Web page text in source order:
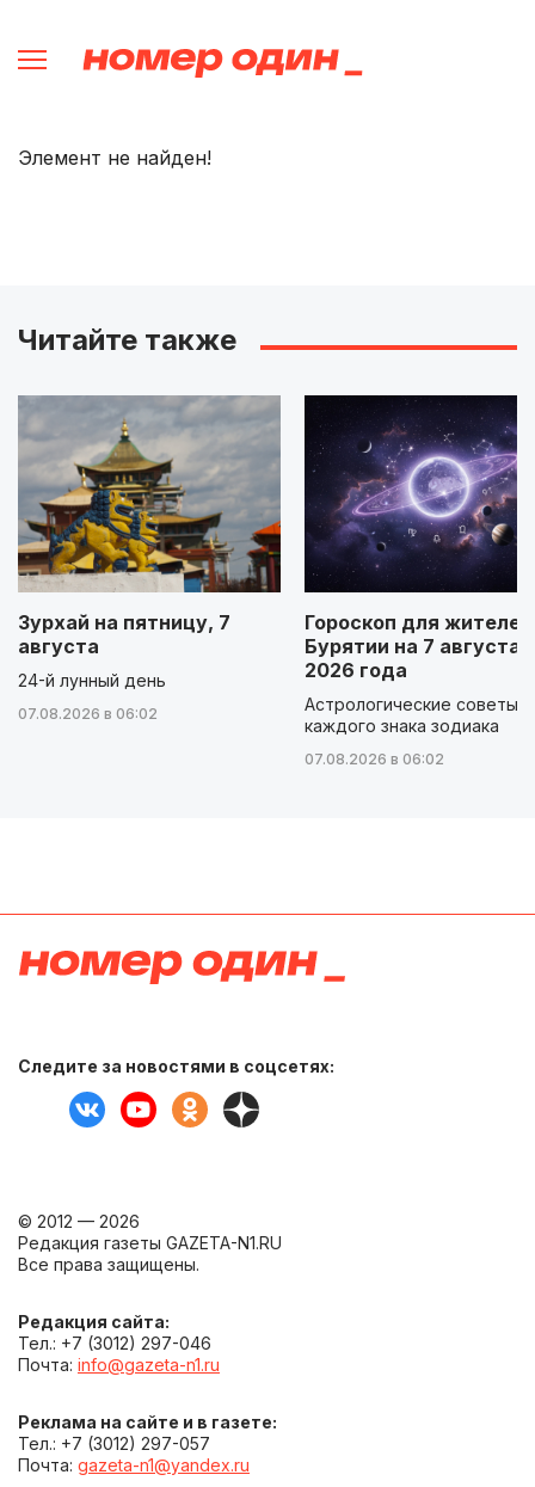
Элемент не найден!
Читайте также
Зурхай на пятницу, 7
августа
24-й лунный день
07.08.2026 в 06:02
Гороскоп для жителей
Бурятии на 7 августа
2026 года
Астрологические советы
каждого знака зодиака
07.08.2026 в 06:02
Следите за новостями в соцсетях:
© 2012 — 2026
Редакция газеты GAZETA-N1.RU
Все права защищены.
Редакция сайта:
Тел.: +7 (3012) 297-046
Почта: info@gazeta-n1.ru
Реклама на сайте и в газете:
Тел.: +7 (3012) 297-057
Почта: gazeta-n1@yandex.ru